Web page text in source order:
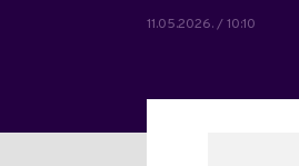
11.05.2026. / 10:10